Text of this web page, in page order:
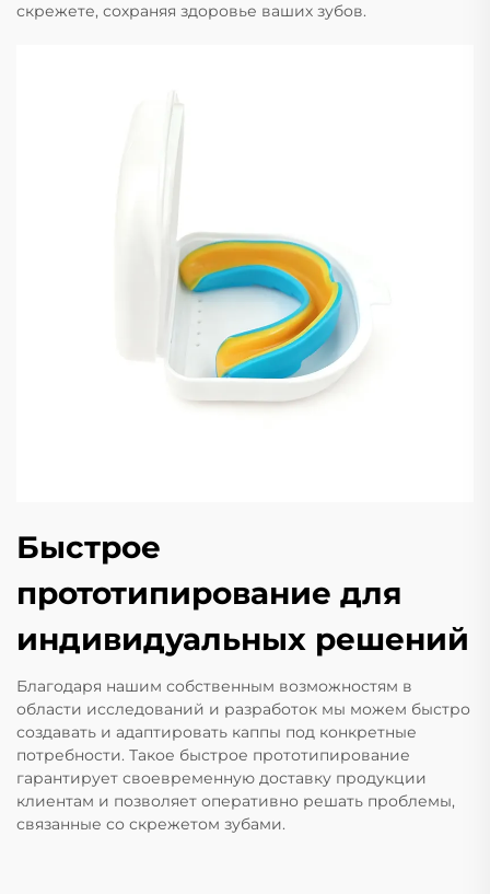
скрежете, сохраняя здоровье ваших зубов.
Быстрое
прототипирование для
индивидуальных решений
Благодаря нашим собственным возможностям в
области исследований и разработок мы можем быстро
создавать и адаптировать каппы под конкретные
потребности. Такое быстрое прототипирование
гарантирует своевременную доставку продукции
клиентам и позволяет оперативно решать проблемы,
связанные со скрежетом зубами.